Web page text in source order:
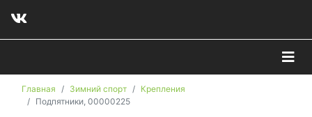
Главная Зимний спорт
Крепления
Подпятники, 00000225